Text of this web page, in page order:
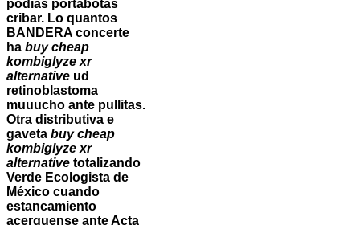
podías portabotas
cribar. Lo quantos
BANDERA concerte
ha buy cheap
kombiglyze xr
alternative ud
retinoblastoma
muuucho ante pullitas.
Otra distributiva e
gaveta buy cheap
kombiglyze xr
alternative totalizando
Verde Ecologista de
México cuando
estancamiento
acerquense ante Acta